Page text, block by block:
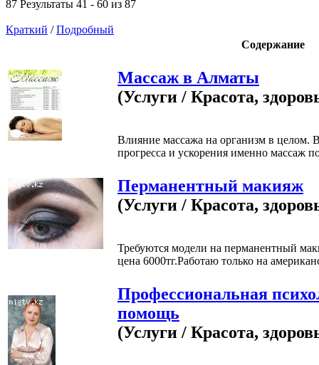
87 Результаты 41 - 60 из 87
Краткий /Подробный
Содержание
Массаж в Алматы
(Услуги / Красота,
Влияние массажа на организм в целом.
прогресса и ускорения именно массаж
Перманентный макияж
(Услуги / Красота,
Требуются модели на перманентный
цена 6000тг.Работаю только на
Профессиональная
помощь
(Услуги / Красота,